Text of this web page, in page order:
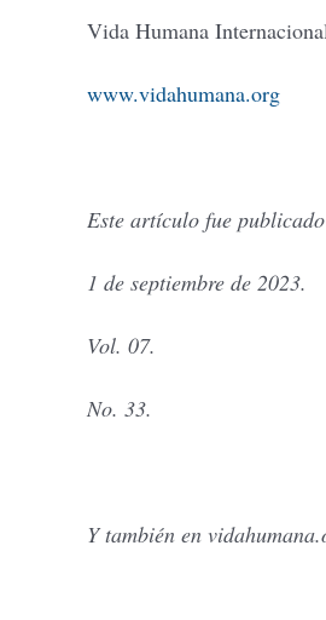
Vida Humana
www.vidahumana.org
Este artículo fue
1 de septiembre de 2023.
Vol. 07.
No. 33.
Y también en